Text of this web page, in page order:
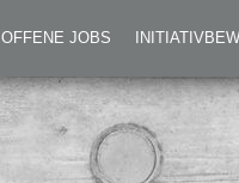
OFFENE JOBS
KRAFTWERK1 F HP